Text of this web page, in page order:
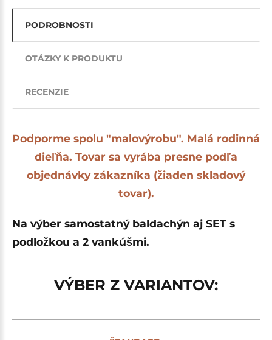
PODROBNOSTI
OTÁZKY K PRODUKTU
RECENZIE
Podporme spolu "malovýrobu". Malá rodinná
dieľňa. Tovar sa vyrába presne podľa
objednávky zákazníka (žiaden skladový
tovar).
Na výber samostatný baldachýn aj SET s
podložkou a 2 vankúšmi.
VÝBER Z VARIANTOV: